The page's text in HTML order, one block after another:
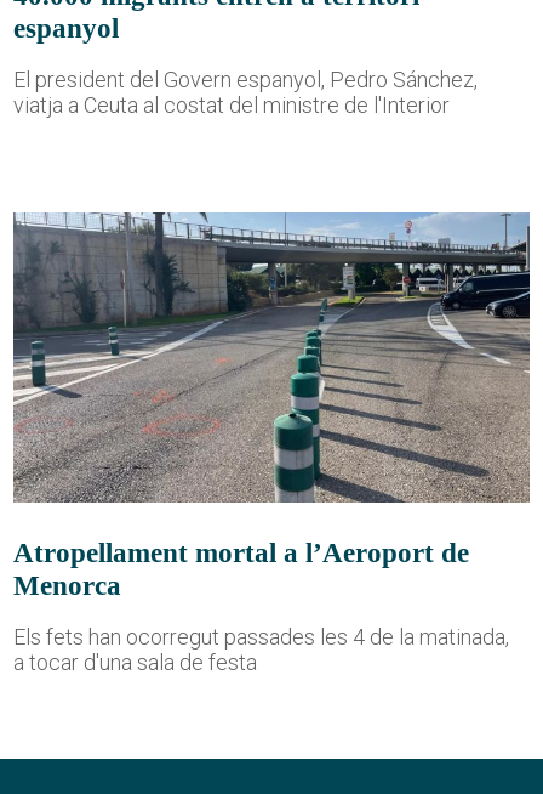
espanyol
El president del Govern espanyol, Pedro Sánchez,
viatja a Ceuta al costat del ministre de l'Interior
Atropellament mortal a l’Aeroport de
Menorca
Els fets han ocorregut passades les 4 de la matinada,
a tocar d'una sala de festa